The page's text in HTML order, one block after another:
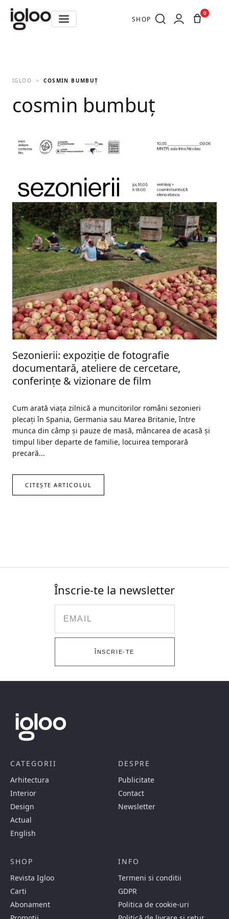
SHOP
0
IGLOO COSMIN BUMBUȚ
cosmin bumbuț
Sezonierii: expoziție de fotografie
documentară, ateliere de cercetare,
conferințe & vizionare de film
Cum arată viața zilnică a muncitorilor români sezonieri
plecați în Spania, Germania sau Marea Britanie, între
munca din câmp și pauze de masă, mâncarea de acasă și
timpul liber departe de familie, locuirea temporară
precară...
CITEȘTE ARTICOLUL
Înscrie-te la newsletter
ÎNSCRIE-TE
CATEGORII
Arhitectura
Interior
Design
Actual
English
DESPRE
Publicitate
Contact
Newsletter
SHOP
Revista Igloo
Carti
Abonament
INFO
Termeni si conditii
GDPR
Politica de cookie-uri